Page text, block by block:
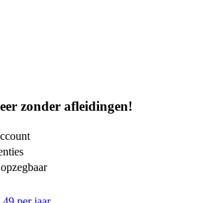
zonder afleidingen!